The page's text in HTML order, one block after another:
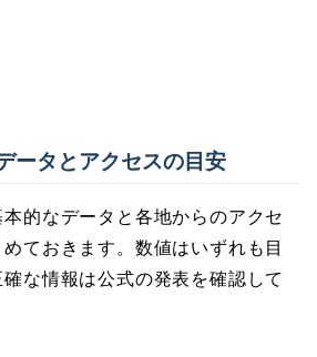
ータとアクセスの目安
的なデータと各地からのアクセ
ておきます。数値はいずれも目
な情報は公式の発表を確認して